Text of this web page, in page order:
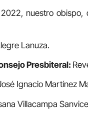
nuestro obispo,
Lanuza.
Presbiteral:
Ignacio Martínez
Villacampa